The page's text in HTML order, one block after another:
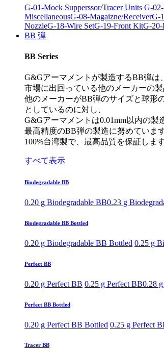
G-01-Mock Supperssor/Tracer Units G-
MiscellaneousG-08-Magaizne/ReceiverG-
NozzleG-18-Wire SetG-19-Front KitG-20-
BB 弾
BB Series
G&Gアーマメントが製造するBB弾は、
市場に出回っている他のメーカーの
他のメーカーがBB弾のサイズと球形
としているのに対し、
G&Gアーマメントは0.01mm以内の製
最高精度のBB弾の製造に努めています
100%台湾製で、最高品質を保証します
すべて表示
Biodegradable BB
0.20 g Biodegradable BB0.23 g
Biodegradable BB Bottled
0.20 g Biodegradable BB Bottled 0.25 g
Perfect BB
0.20 g Perfect BB 0.25 g Perfect BB0.28
Perfect BB Bottled
0.20 g Perfect BB Bottled 0.25 g Perfect
Tracer BB